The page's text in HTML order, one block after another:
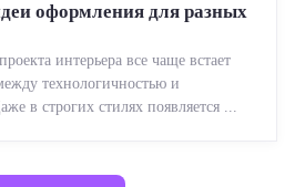
оформления для разных
интерьера все чаще встает
технологичностью и
в строгих стилях появляется ...